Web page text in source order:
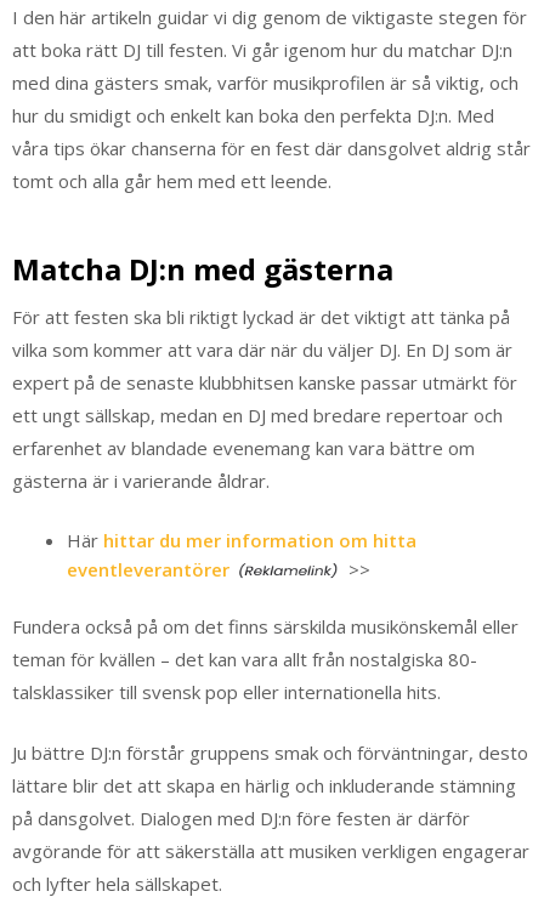
I den här artikeln guidar vi dig genom de viktigaste stegen för
att boka rätt DJ till festen. Vi går igenom hur du matchar DJ:n
med dina gästers smak, varför musikprofilen är så viktig, och
hur du smidigt och enkelt kan boka den perfekta DJ:n. Med
våra tips ökar chanserna för en fest där dansgolvet aldrig står
tomt och alla går hem med ett leende.
Matcha DJ:n med gästerna
För att festen ska bli riktigt lyckad är det viktigt att tänka på
vilka som kommer att vara där när du väljer DJ. En DJ som är
expert på de senaste klubbhitsen kanske passar utmärkt för
ett ungt sällskap, medan en DJ med bredare repertoar och
erfarenhet av blandade evenemang kan vara bättre om
gästerna är i varierande åldrar.
Här hittar du mer information om hitta
eventleverantörer
>>
Fundera också på om det finns särskilda musikönskemål eller
teman för kvällen – det kan vara allt från nostalgiska 80-
talsklassiker till svensk pop eller internationella hits.
Ju bättre DJ:n förstår gruppens smak och förväntningar, desto
lättare blir det att skapa en härlig och inkluderande stämning
på dansgolvet. Dialogen med DJ:n före festen är därför
avgörande för att säkerställa att musiken verkligen engagerar
och lyfter hela sällskapet.